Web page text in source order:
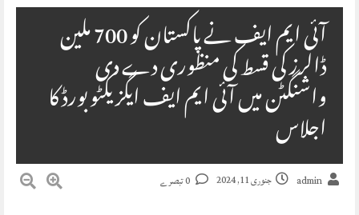
آئی ایم ایف نے پاکستان کو 700 ملینڈالرز کی قسط کی منظوری دے دی
واشنگٹن میں آئی ایم ایف ایگزیکٹو بورڈ کا
اجلاس
admin جنوری 11, 2024